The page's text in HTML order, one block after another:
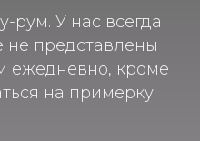
рум. У нас всегда
не представлены
ежедневно, кроме
на примерку